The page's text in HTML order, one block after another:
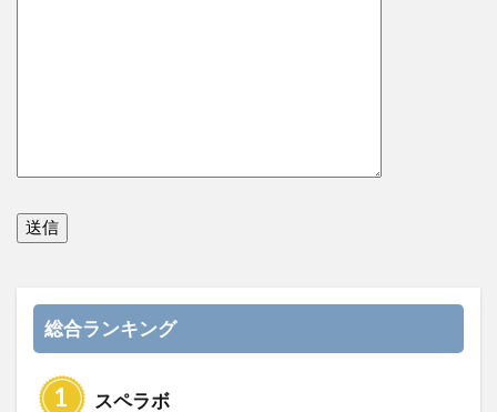
総合ランキング
スペラボ